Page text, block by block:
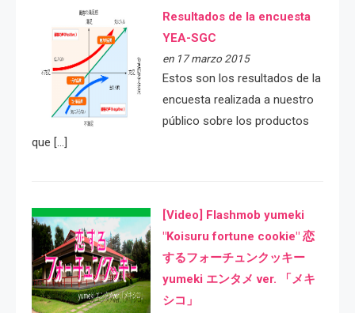
Resultados de la encuesta
YEA-SGC
en 17 marzo 2015
Estos son los resultados de la
encuesta realizada a nuestro
público sobre los productos
que […]
[Video] Flashmob yumeki
"Koisuru fortune cookie" 恋
するフォーチュンクッキー
yumeki エンタメ ver. 「メキ
シコ」